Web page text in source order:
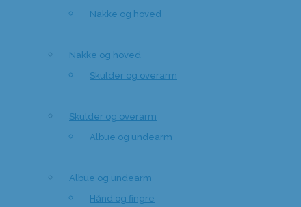
Nakke og hoved
Skulder og overarm
Albue og undearm
Hånd og fingre
Nakke og hoved
Skulder og overarm
Albue og undearm